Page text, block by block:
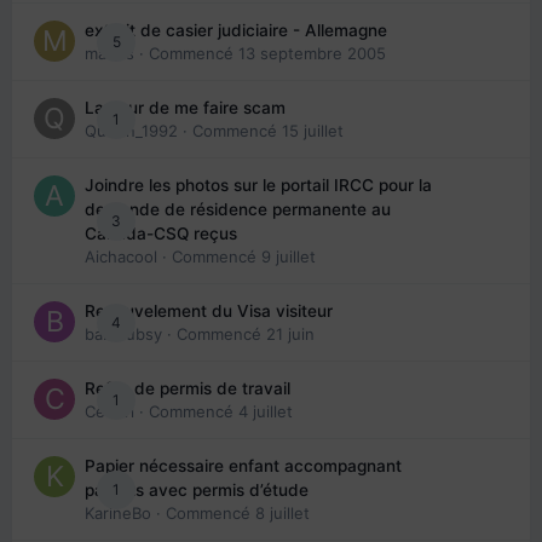
5
extrait de casier judiciaire - Allemagne
maries · Commencé 13 septembre 2005
1
La peur de me faire scam
Queen_1992 · Commencé 15 juillet
3
Joindre les photos sur le portail IRCC pour la
demande de résidence permanente au
Canada-CSQ reçus
Aichacool · Commencé 9 juillet
4
Renouvelement du Visa visiteur
babibubsy · Commencé 21 juin
1
Refus de permis de travail
Cedbri · Commencé 4 juillet
1
Papier nécessaire enfant accompagnant
parents avec permis d’étude
KarineBo · Commencé 8 juillet